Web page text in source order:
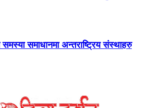
समाधानमा अन्तराष्ट्रिय संस्थाहरु